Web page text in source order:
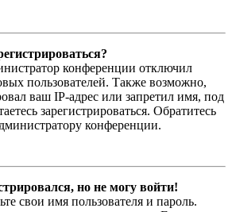
конференции отключил
пользователей. Также возможно,
ваш IP-адрес или запретил имя, под
зарегистрироваться. Обратитесь
конференции.
но не могу войти!
свои имя пользователя и пароль.